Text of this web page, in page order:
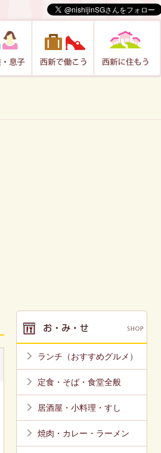
ランチ（おすすめグルメ）
定食・そば・食堂全般
居酒屋・小料理・すし
焼肉・カレー・ラーメン